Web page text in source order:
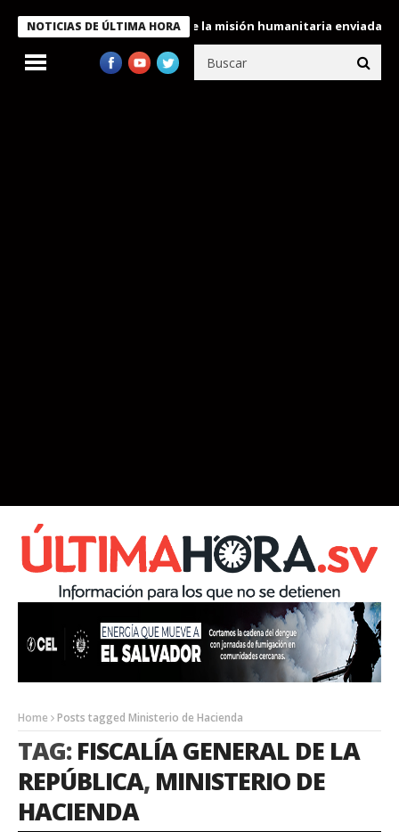
NOTICIAS DE ÚLTIMA HORA
a miembros de la misión humanitaria enviada a
Home Posts tagged Ministerio de Hacienda
TAG:FISCALÍA GENERAL DE LA
REPÚBLICA, MINISTERIO DE
HACIENDA